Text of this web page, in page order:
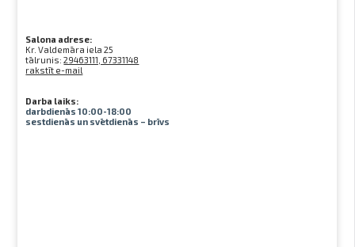
Salona adrese:
Kr. Valdemāra iela 25
tālrunis:29463111, 67331148
rakstīt e-mail
Darba laiks:
darbdienās 10:00-18:00
sestdienās un svētdienās – brīvs